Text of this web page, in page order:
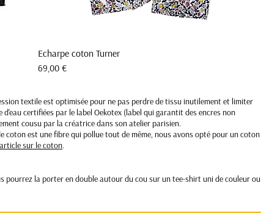
Echarpe coton Turner
Prix
69,00 €
textile est optimisée pour ne pas perdre de tissu inutilement et limiter
certifiées par le label Oekotex (label qui garantit des encres non
cousu par la créatrice dans son atelier parisien.
est une fibre qui pollue tout de même, nous avons opté pour un coton
sur le coton.
pourrez la porter en double autour du cou sur un tee-shirt uni de couleur ou